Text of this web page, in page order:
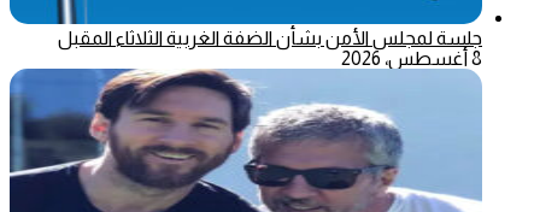
جلسة لمجلس الأمن بشأن الضفة الغربية الثلاثاء المقبل
8 أغسطس، 2026